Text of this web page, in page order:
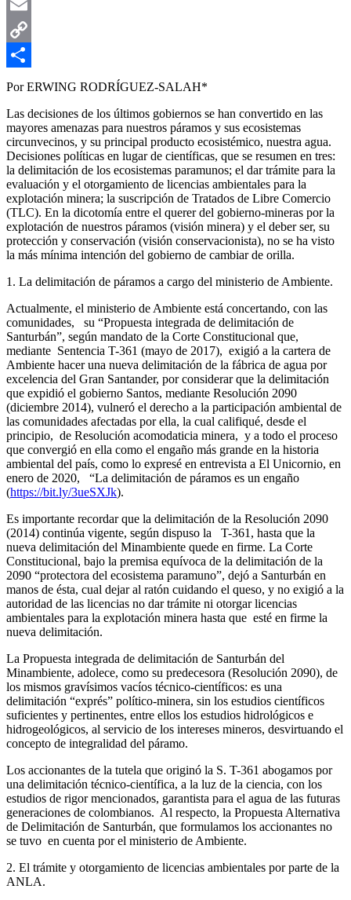
WhatsApp
Email
Copy
Link
Compartir
Por ERWING RODRÍGUEZ-SALAH*
Las decisiones de los últimos gobiernos se han convertido en las
mayores amenazas para nuestros páramos y sus ecosistemas
circunvecinos, y su principal producto ecosistémico, nuestra agua.
Decisiones políticas en lugar de científicas, que se resumen en tres:
la delimitación de los ecosistemas paramunos; el dar trámite para la
evaluación y el otorgamiento de licencias ambientales para la
explotación minera; la suscripción de Tratados de Libre Comercio
(TLC). En la dicotomía entre el querer del gobierno-mineras por la
explotación de nuestros páramos (visión minera) y el deber ser, su
protección y conservación (visión conservacionista), no se ha visto
la más mínima intención del gobierno de cambiar de orilla.
1. La delimitación de páramos a cargo del ministerio de Ambiente.
Actualmente, el ministerio de Ambiente está concertando, con las
comunidades, su “Propuesta integrada de delimitación de
Santurbán”, según mandato de la Corte Constitucional que,
mediante Sentencia T-361 (mayo de 2017), exigió a la cartera de
Ambiente hacer una nueva delimitación de la fábrica de agua por
excelencia del Gran Santander, por considerar que la delimitación
que expidió el gobierno Santos, mediante Resolución 2090
(diciembre 2014), vulneró el derecho a la participación ambiental de
las comunidades afectadas por ella, la cual califiqué, desde el
principio, de Resolución acomodaticia minera, y a todo el proceso
que convergió en ella como el engaño más grande en la historia
ambiental del país, como lo expresé en entrevista a El Unicornio, en
enero de 2020, “La delimitación de páramos es un engaño
(https://bit.ly/3ueSXJk).
Es importante recordar que la delimitación de la Resolución 2090
(2014) continúa vigente, según dispuso la T-361, hasta que la
nueva delimitación del Minambiente quede en firme. La Corte
Constitucional, bajo la premisa equívoca de la delimitación de la
2090 “protectora del ecosistema paramuno”, dejó a Santurbán en
manos de ésta, cual dejar al ratón cuidando el queso, y no exigió a la
autoridad de las licencias no dar trámite ni otorgar licencias
ambientales para la explotación minera hasta que esté en firme la
nueva delimitación.
La Propuesta integrada de delimitación de Santurbán del
Minambiente, adolece, como su predecesora (Resolución 2090), de
los mismos gravísimos vacíos técnico-científicos: es una
delimitación “exprés” político-minera, sin los estudios científicos
suficientes y pertinentes, entre ellos los estudios hidrológicos e
hidrogeológicos, al servicio de los intereses mineros, desvirtuando el
concepto de integralidad del páramo.
Los accionantes de la tutela que originó la S. T-361 abogamos por
una delimitación técnico-científica, a la luz de la ciencia, con los
estudios de rigor mencionados, garantista para el agua de las futuras
generaciones de colombianos. Al respecto, la Propuesta Alternativa
de Delimitación de Santurbán, que formulamos los accionantes no
se tuvo en cuenta por el ministerio de Ambiente.
2. El trámite y otorgamiento de licencias ambientales por parte de la
ANLA.